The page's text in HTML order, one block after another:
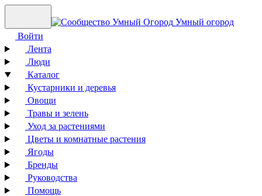
Умный огород
Войти
Лента
Люди
Каталог
Кустарники и деревья
Овощи
Травы и зелень
Уход за растениями
Цветы и комнатные растения
Ягоды
Бренды
Руководства
Помощь